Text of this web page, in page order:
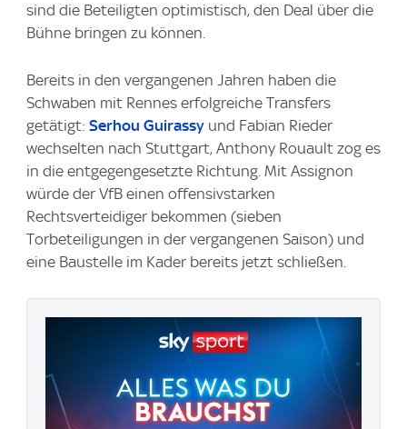
sind die Beteiligten optimistisch, den Deal über die
Bühne bringen zu können.
Bereits in den vergangenen Jahren haben die
Schwaben mit Rennes erfolgreiche Transfers
getätigt: Serhou Guirassy und Fabian Rieder
wechselten nach Stuttgart, Anthony Rouault zog es
in die entgegengesetzte Richtung. Mit Assignon
würde der VfB einen offensivstarken
Rechtsverteidiger bekommen (sieben
Torbeteiligungen in der vergangenen Saison) und
eine Baustelle im Kader bereits jetzt schließen.